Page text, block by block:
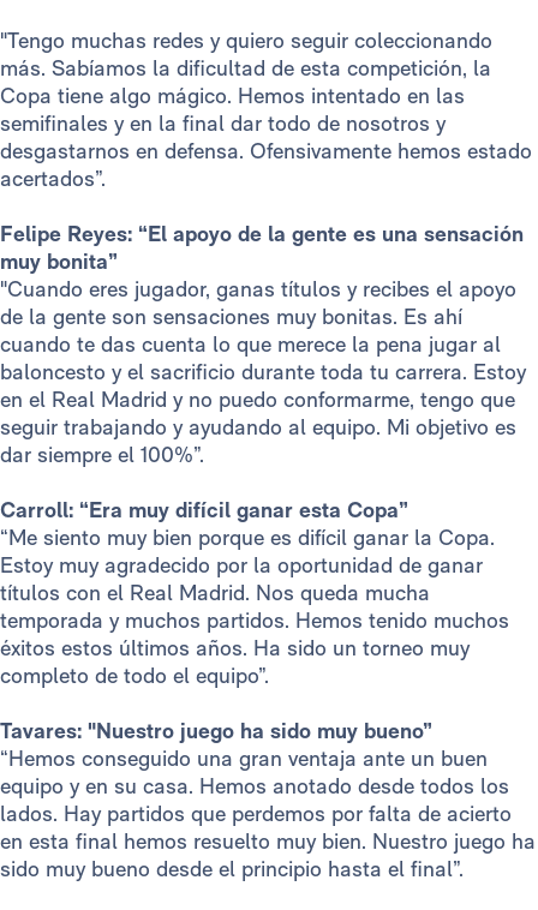
"Tengo muchas redes y quiero seguir coleccionando
más. Sabíamos la dificultad de esta competición, la
Copa tiene algo mágico. Hemos intentado en las
semifinales y en la final dar todo de nosotros y
desgastarnos en defensa. Ofensivamente hemos estado
acertados”.
Felipe Reyes: “El apoyo de la gente es una sensación
muy bonita”
"Cuando eres jugador, ganas títulos y recibes el apoyo
de la gente son sensaciones muy bonitas. Es ahí
cuando te das cuenta lo que merece la pena jugar al
baloncesto y el sacrificio durante toda tu carrera. Estoy
en el Real Madrid y no puedo conformarme, tengo que
seguir trabajando y ayudando al equipo. Mi objetivo es
dar siempre el 100%”.
Carroll: “Era muy difícil ganar esta Copa”
“Me siento muy bien porque es difícil ganar la Copa.
Estoy muy agradecido por la oportunidad de ganar
títulos con el Real Madrid. Nos queda mucha
temporada y muchos partidos. Hemos tenido muchos
éxitos estos últimos años. Ha sido un torneo muy
completo de todo el equipo”.
Tavares: "Nuestro juego ha sido muy bueno”
“Hemos conseguido una gran ventaja ante un buen
equipo y en su casa. Hemos anotado desde todos los
lados. Hay partidos que perdemos por falta de acierto
en esta final hemos resuelto muy bien. Nuestro juego ha
sido muy bueno desde el principio hasta el final”.